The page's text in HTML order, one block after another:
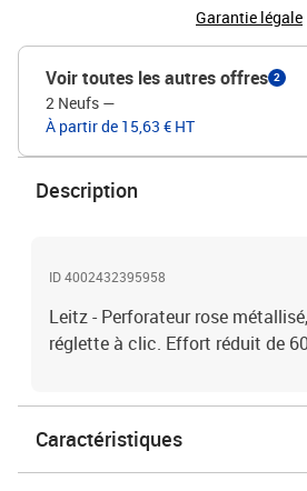
Garantie légale
Voir toutes les autres offres 2
2 Neufs —
À partir de 15,63 € HT
Description
ID 4002432395958
Leitz - Perforateur rose
réglette à clic. Effort réduit de
Caractéristiques